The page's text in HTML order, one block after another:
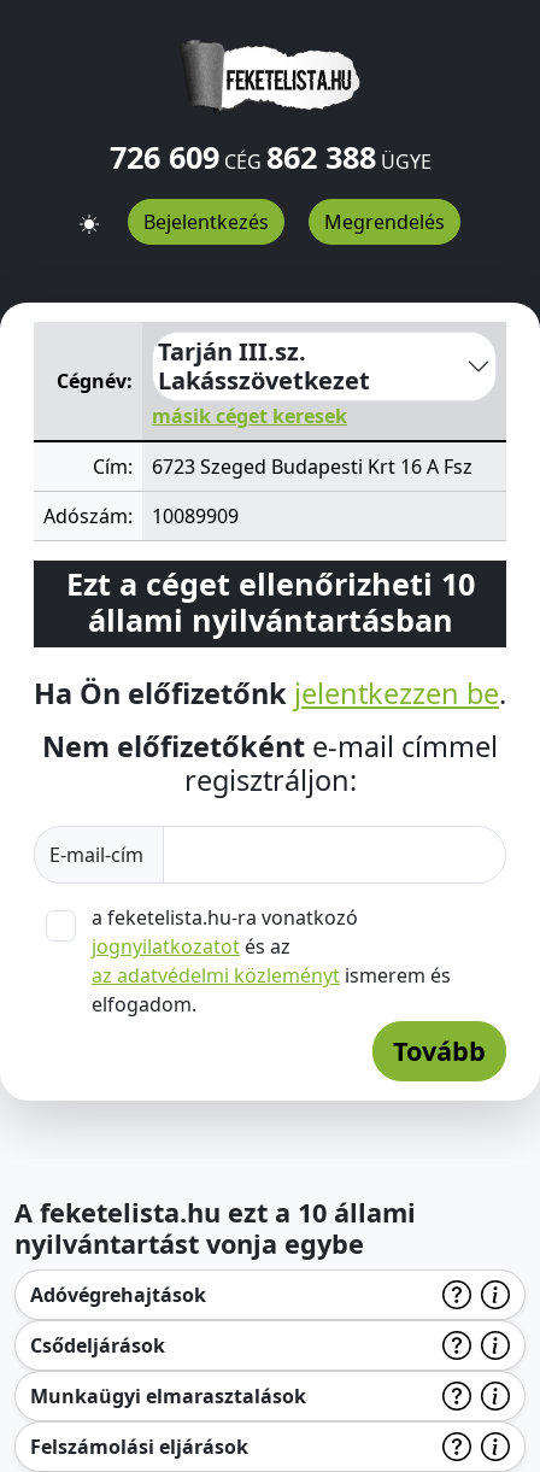
726 609CÉG 862 388ÜGYE
Bejelentkezés Megrendelés
Tarján III.sz. LakásszövetkezetBudapesti Krt 16 A Fsz
Cégnév:
Tarján III.sz.
Lakásszövetkezet
másik céget keresek
Cím:
6723 Szeged Budapesti Krt 16 A Fsz
Adószám:
10089909
Ezt a céget ellenőrizheti 10
állami nyilvántartásban
Ha Ön előfizetőnk jelentkezzen be.
Nem előfizetőként e-mail címmel
regisztráljon:
E-mail-cím
a feketelista.hu-ra vonatkozó
jognyilatkozatot és az
az adatvédelmi közleményt ismerem és
elfogadom.
Tovább
A feketelista.hu ezt a 10 állami
nyilvántartást vonja egybe
Adóvégrehajtások
Csődeljárások
Munkaügyi elmarasztalások
Felszámolási eljárások